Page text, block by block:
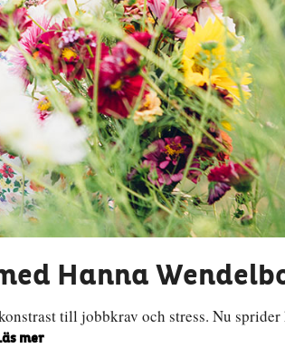
Hanna
till jobbkrav och stress. Nu sprider
mer